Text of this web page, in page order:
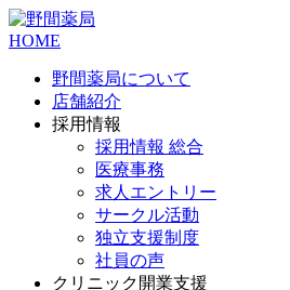
HOME
野間薬局について
店舗紹介
採用情報
採用情報 総合
医療事務
求人エントリー
サークル活動
独立支援制度
社員の声
クリニック開業支援